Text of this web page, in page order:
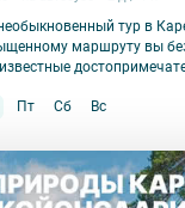
тур в
маршруту вы
Пт Сб Вс